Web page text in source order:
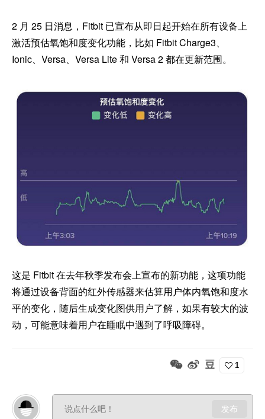
2 月 25 日消息，Fitbit 已宣布从即日起开始在所有设备上
激活预估氧饱和度变化功能，比如 Fitbit Charge3、
Ionic、Versa、Versa Lite 和 Versa 2 都在更新范围。
这是 Fitbit 在去年秋季发布会上宣布的新功能，这项功能
将通过设备背面的红外传感器来估算用户体内氧饱和度水
平的变化，随后生成变化图供用户了解，如果有较大的波
动，可能意味着用户在睡眠中遇到了呼吸障碍。
1
发布